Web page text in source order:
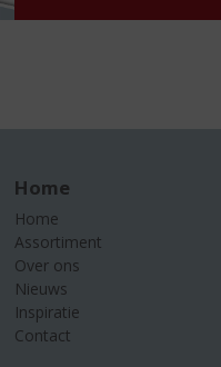
Home
Home
Assortiment
Over ons
Nieuws
Inspiratie
Contact